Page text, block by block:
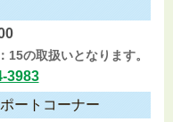
15の取扱いとなります。
3983
ートコーナー